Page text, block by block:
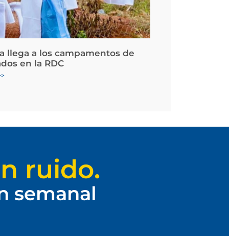
llega a los campamentos de
en la RDC
ruido.
semanal